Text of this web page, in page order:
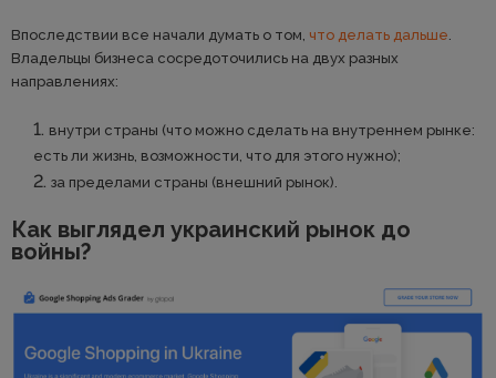
Впоследствии все начали думать о том, что делать дальше.
Владельцы бизнеса сосредоточились на двух разных
направлениях:
внутри страны (что можно сделать на внутреннем рынке:
есть ли жизнь, возможности, что для этого нужно);
за пределами страны (внешний рынок).
Как выглядел украинский рынок до
войны?